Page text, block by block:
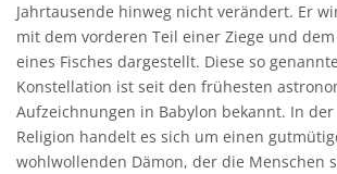
Jahrtausende hinweg nicht verändert. Er
mit dem vorderen Teil einer Ziege und
eines Fisches dargestellt. Diese so
Konstellation ist seit den frühesten
Aufzeichnungen in Babylon bekannt. In
Religion handelt es sich um einen
wohlwollenden Dämon, der die Menschen